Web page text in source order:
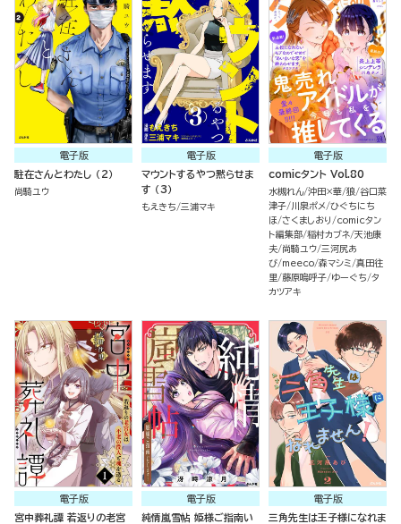
電子版
駐在さんとわたし （2）
尚騎ユウ
電子版
マウントするやつ黙らせま
す （3）
もえきち 三浦マキ
電子版
comicタント Vol.80
水槻れん 沖田×華 狼 谷口菜
津子 川泉ポメ ひぐちにち
ほ さくましおり
comicタン
ト編集部 稲村カブネ 天池康
夫 尚騎ユウ 三河尻あ
び meeco 森マシミ 真田往
里 藤原嗚呼子 ゆーぐち タ
カツアキ
電子版
宮中葬礼譚 若返りの老宮
電子版
純情嵐雪帖 姫様ご指南い
電子版
三角先生は王子様になれま